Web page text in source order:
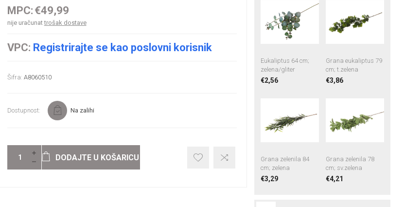
MPC: €49,99
nije uračunattrošak dostave
VPC: Registrirajte se kao poslovni korisnik
Šifra: A8060510
Dostupnost: Na zalihi
DODAJTE U KOŠARICU
Eukaliptus 64 cm;
zelena/gliter
€2,56
Grana eukaliptus 79
cm; t.zelena
€3,86
Grana zelenila 84
cm; zelena
€3,29
Grana zelenila 78
cm; sv.zelena
€4,21